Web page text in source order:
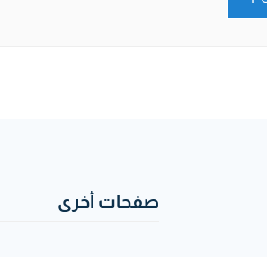
صفحات أخرى